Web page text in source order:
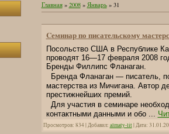
Главная» 2008 » Январь » 31
Cеминар по писательскому
Посольство США в Республике
проводят 16—17 февраля 2008
Бренды Филлипс Фланаган.
Бренда Фланаган — писатель,
мастерства из Мичигана. Автор
престижнейших премий.
Для участия в семинаре
контактными данными и обо ...
Просмотров: 834 | Добавил: almaty-lit| Дата: